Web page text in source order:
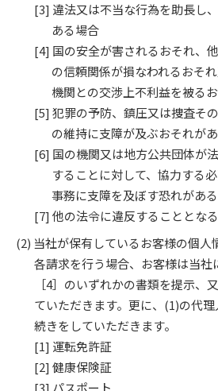
違法又は不当な行為を助長し
ある場合
国の安全が害されるおそれ、
の信頼関係が損なわれるおそ
機関との交渉上不利益を被る
犯罪の予防、鎮圧又は捜査そ
の維持に支障が及ぶおそれが
国の機関又は地方公共団体が
することに対して、協力する
事務に支障を及ぼす恐れがあ
他の法令に違反することとな
当社が保有しているお客様の個人
各請求を行う場合、お客様は当社
［4］のいずれかの書類を提示、
ていただきます。更に、(1)の代
続きをしていただきます。
運転免許証
健康保険証
パスポート